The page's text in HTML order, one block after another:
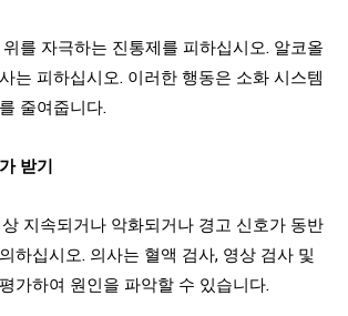
를 자극하는 진통제를 피하십시오. 알코올
는 피하십시오. 이러한 행동은 소화 시스템
줄여줍니다.
받기
지속되거나 악화되거나 경고 신호가 동반
하십시오. 의사는 혈액 검사, 영상 검사 및
가하여 원인을 파악할 수 있습니다.